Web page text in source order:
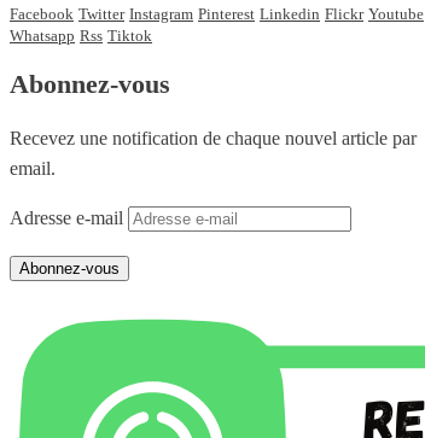
Facebook Twitter Instagram Pinterest Linkedin Flickr Youtube
Whatsapp Rss Tiktok
Abonnez-vous
Recevez une notification de chaque nouvel article par
email.
Adresse e-mail
Abonnez-vous